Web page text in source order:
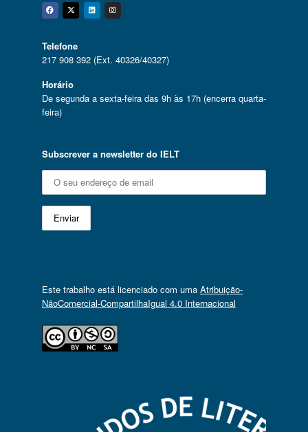
Facebook
Twitter
Linkedin
Instagram
Telefone
217 908 392 (Ext. 40326/40327)
Horário
De segunda a sexta-feira das 9h às 17h (encerra quarta-
feira)
Subscrever a newsletter do IELT
Este trabalho está licenciado com uma Atribuição-
NãoComercial-CompartilhaIgual 4.0 Internacional